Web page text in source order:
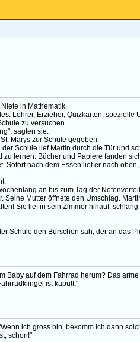
in Mathematik.
Lehrer, Erzieher, Quizkarten,
zu versuchen.
sagten sie.
Marys zur Schule gegeben.
Schule lief Martin durch die Tür und
zu lernen. Bücher und Papiere fanden
Sofort nach dem Essen lief er nach
an bis zum Tag der
Seine Mutter öffnete den Umschlag.
Sie lief in sein Zimmer hinauf,
Schule den Burschen sah, der an das
Baby auf dem Fahrrad herum? Das
ist kaputt."
ich gross bin, bekomm ich dann
schon!"